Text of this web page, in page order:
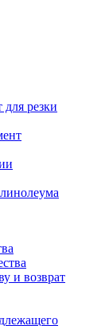
резки
и возврат